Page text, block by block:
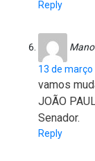
Reply
13 de março
vamos
JOÃO
Senador.
Reply